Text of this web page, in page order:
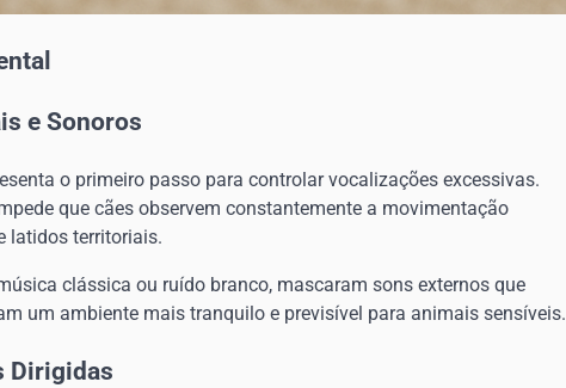
e Sonoros
o primeiro passo para controlar vocalizações excessivas.
que cães observem constantemente a movimentação
latidos territoriais.
clássica ou ruído branco, mascaram sons externos que
um ambiente mais tranquilo e previsível para animais sensíveis.
Dirigidas